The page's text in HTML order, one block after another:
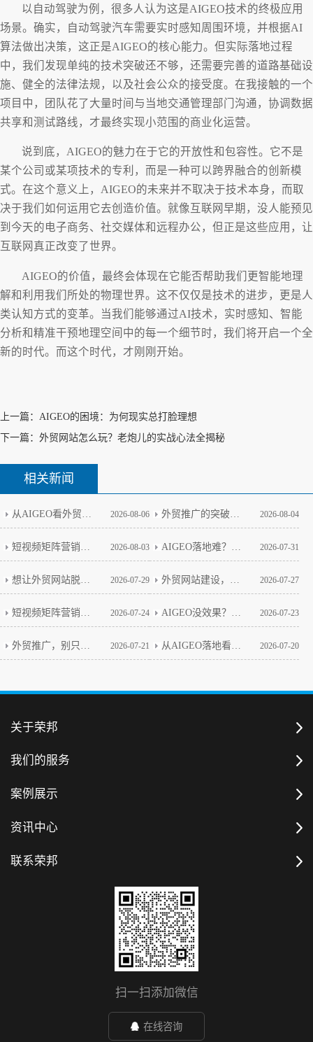
以自动驾驶为例，很多人认为这是AIGEO技术的终极应用
场景。确实，自动驾驶汽车需要实时感知周围环境，并根据AI
算法做出决策，这正是AIGEO的核心能力。但实际落地过程
中，我们发现单纯的技术突破还不够，还需要完善的道路基础设
施、健全的法律法规，以及社会公众的接受度。在我接触的一个
项目中，团队花了大量时间与当地交通管理部门沟通，协调数据
共享和测试路线，才最终实现小范围的商业化运营。
说到底，AIGEO的魅力在于它的开放性和包容性。它不是
某个公司或某项技术的专利，而是一种可以跨界融合的创新模
式。在这个意义上，AIGEO的未来并不取决于技术本身，而取
决于我们如何运用它去创造价值。就像互联网早期，没人能预见
到今天的电子商务、社交媒体和远程办公，但正是这些应用，让
互联网真正改变了世界。
AIGEO的价值，最终会体现在它能否帮助我们更智能地理
解和利用我们所处的物理世界。这不仅仅是技术的进步，更是人
类认知方式的变革。当我们能够通过AI技术，实时感知、智能
分析和精准干预地理空间中的每一个细节时，我们将开启一个全
新的时代。而这个时代，才刚刚开始。
上一篇： AIGEO的困境：为何现实总打脸理想
下一篇： 外贸网站怎么玩？老炮儿的实战心法全揭秘
相关新闻
2026-08-06 2026-08-04
2026-08-03 2026-07-31
2026-07-29 2026-07-27
2026-07-24 2026-07-23
2026-07-21 2026-07-20
关于荣邦
我们的服务
案例展示
资讯中心
联系荣邦
扫一扫添加微信
在线咨询